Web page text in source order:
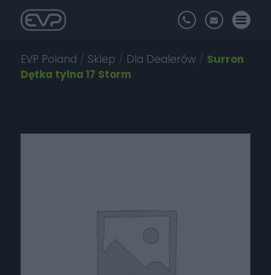
EVP Poland / Sklep / Dla Dealerów / Surron
Dętka tylna 17 Storm